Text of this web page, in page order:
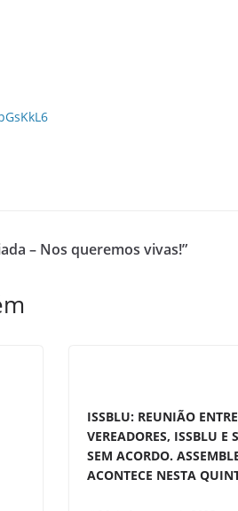
– Nos queremos vivas!”
ISSBLU: REUNIÃO
VEREADORES, ISSBLU
SEM ACORDO.
ACONTECE NESTA